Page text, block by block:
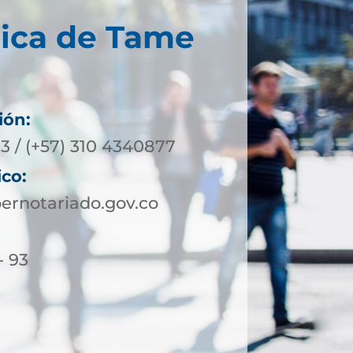
de Tame
/ (+57) 310 4340877
93